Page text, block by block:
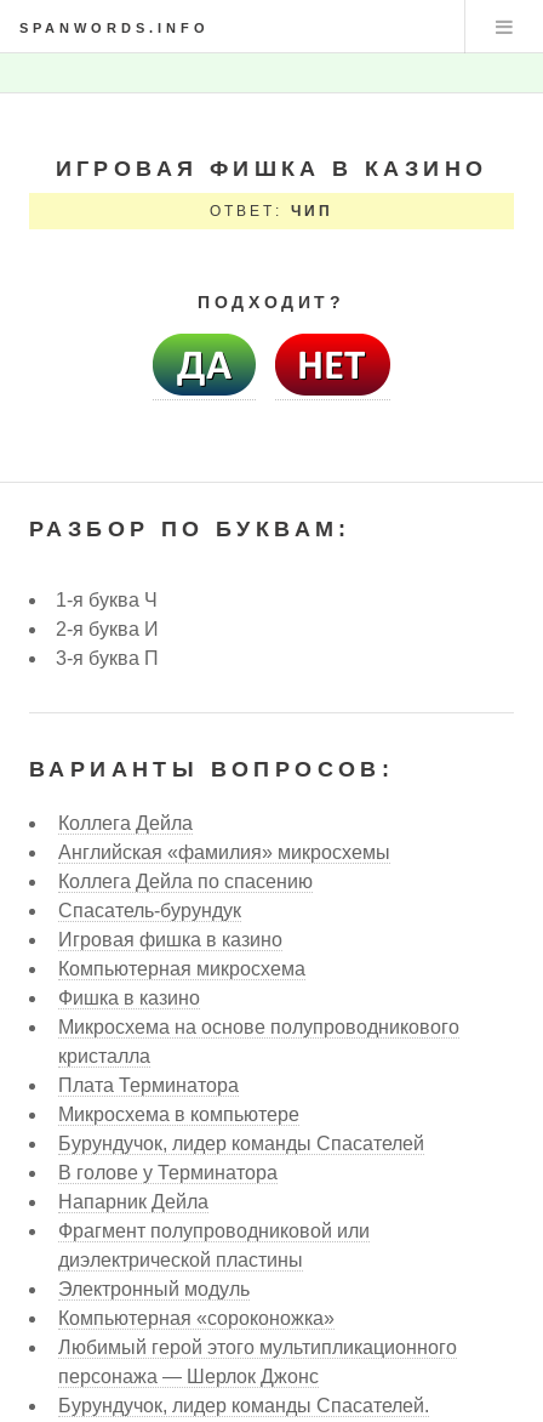
SPANWORDS.INFO
ИГРОВАЯ ФИШКА В КАЗИНО
ОТВЕТ: ЧИП
ПОДХОДИТ?
РАЗБОР ПО БУКВАМ:
1-я буква Ч
2-я буква И
3-я буква П
ВАРИАНТЫ ВОПРОСОВ:
Коллега Дейла
Английская «фамилия» микросхемы
Коллега Дейла по спасению
Спасатель-бурундук
Игровая фишка в казино
Компьютерная микросхема
Фишка в казино
Микросхема на основе полупроводникового
кристалла
Плата Терминатора
Микросхема в компьютере
Бурундучок, лидер команды Спасателей
В голове у Терминатора
Напарник Дейла
Фрагмент полупроводниковой или
диэлектрической пластины
Электронный модуль
Компьютерная «сороконожка»
Любимый герой этого мультипликационного
персонажа — Шерлок Джонс
Бурундучок, лидер команды Спасателей.